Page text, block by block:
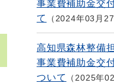
事業費補助金交
て
2024年03月
高知県森林整備
事業費補助金交
ついて
2025年